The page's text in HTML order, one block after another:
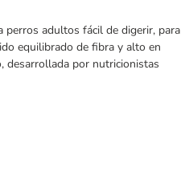
perros adultos fácil de digerir, para
equilibrado de fibra y alto en
desarrollada por nutricionistas